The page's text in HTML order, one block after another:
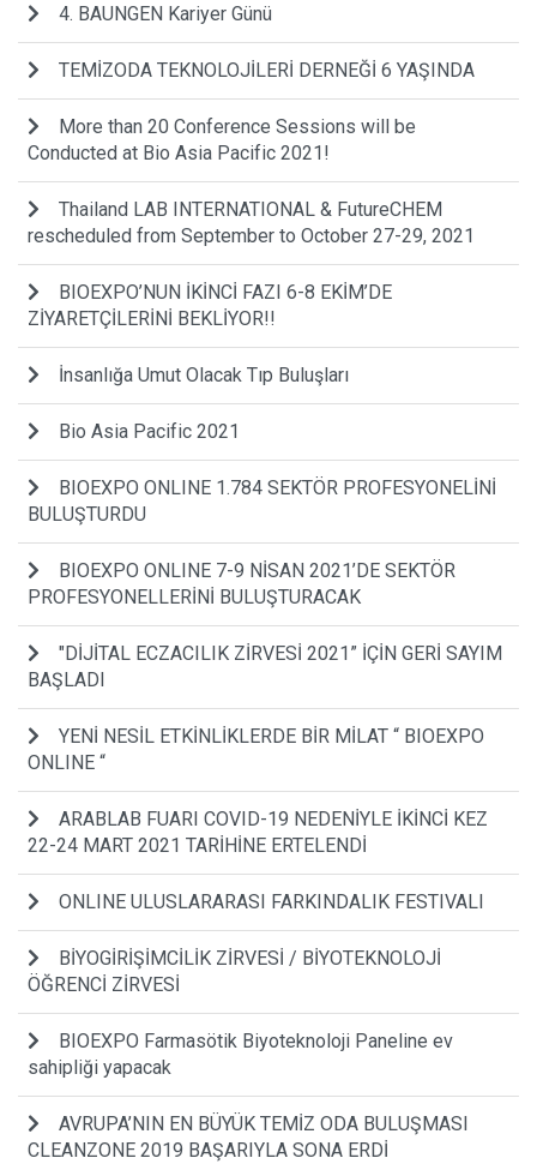
4. BAUNGEN Kariyer Günü
TEMİZODA TEKNOLOJİLERİ DERNEĞİ 6 YAŞINDA
More than 20 Conference Sessions will be
Conducted at Bio Asia Pacific 2021!
Thailand LAB INTERNATIONAL & FutureCHEM
rescheduled from September to October 27-29, 2021
BIOEXPO’NUN İKİNCİ FAZI 6-8 EKİM’DE
ZİYARETÇİLERİNİ BEKLİYOR!!
İnsanlığa Umut Olacak Tıp Buluşları
Bio Asia Pacific 2021
BIOEXPO ONLINE 1.784 SEKTÖR PROFESYONELİNİ
BULUŞTURDU
BIOEXPO ONLINE 7-9 NİSAN 2021’DE SEKTÖR
PROFESYONELLERİNİ BULUŞTURACAK
"DİJİTAL ECZACILIK ZİRVESİ 2021” İÇİN GERİ SAYIM
BAŞLADI
YENİ NESİL ETKİNLİKLERDE BİR MİLAT “ BIOEXPO
ONLINE “
ARABLAB FUARI COVID-19 NEDENİYLE İKİNCİ KEZ
22-24 MART 2021 TARİHİNE ERTELENDİ
ONLINE ULUSLARARASI FARKINDALIK FESTIVALI
BİYOGİRİŞİMCİLİK ZİRVESİ / BİYOTEKNOLOJİ
ÖĞRENCİ ZİRVESİ
BIOEXPO Farmasötik Biyoteknoloji Paneline ev
sahipliği yapacak
AVRUPA’NIN EN BÜYÜK TEMİZ ODA BULUŞMASI
CLEANZONE 2019 BAŞARIYLA SONA ERDİ